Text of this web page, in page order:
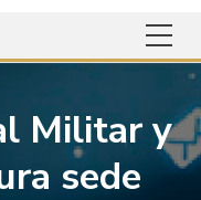
Militar y
sede